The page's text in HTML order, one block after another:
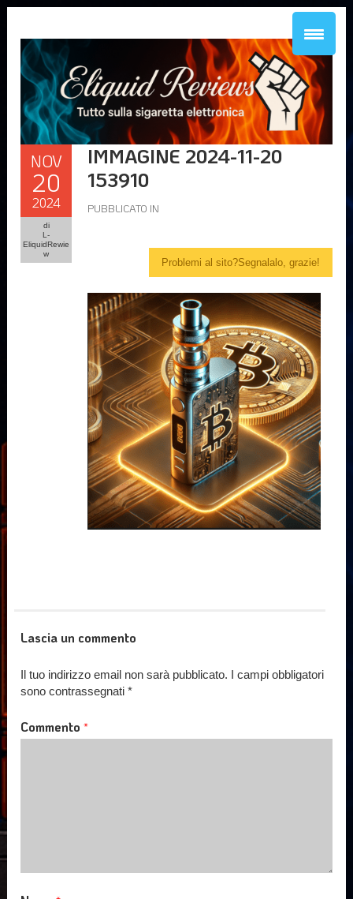
NOV
20
2024
di
L-
EliquidRewie
w
IMMAGINE 2024-11-20
153910
PUBBLICATO IN
Problemi al sito?Segnalalo, grazie!
Lascia un commento
Il tuo indirizzo email non sarà pubblicato. I campi obbligatori
sono contrassegnati*
Commento*